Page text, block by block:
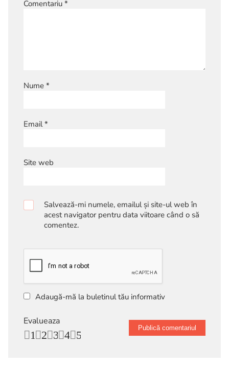
Comentariu *
Nume *
Email*
Site web
Salvează-mi numele, emailul și site-ul web în
acest navigator pentru data viitoare când o să
comentez.
Adaugă-mă la buletinul tău informativ
Evalueaza
5
4
3
2
1